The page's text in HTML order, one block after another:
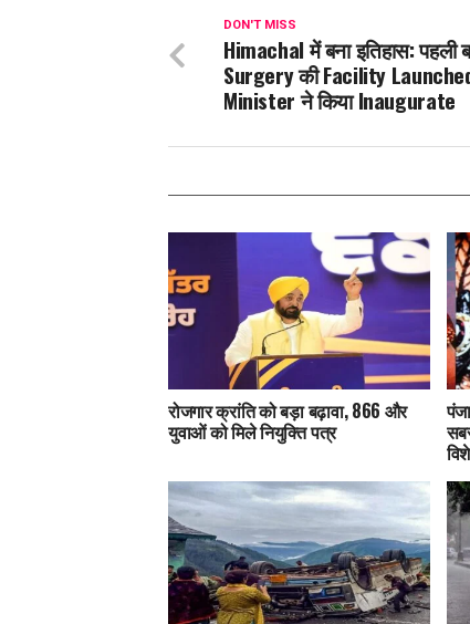
DON'T MISS
Himachal में बना इतिहास: पहली
Surgery की Facility
Minister ने किया Inaugurate
रोजगार क्रांति को बड़ा बढ़ावा, 866 और
युवाओं को मिले नियुक्ति पत्र